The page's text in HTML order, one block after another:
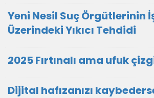
Yeni Nesil Suç Örgütlerinin
Üzerindeki Yıkıcı Tehdidi
2025 Fırtınalı ama ufuk
Dijital hafızanızı